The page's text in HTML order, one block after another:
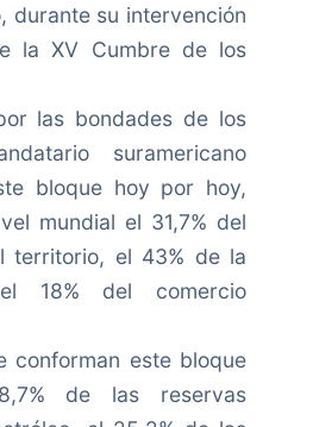
durante su intervención
la XV Cumbre de los
las bondades de los
suramericano
bloque hoy por hoy,
mundial el 31,7% del
territorio, el 43% de la
18% del comercio
conforman este bloque
de las reservas